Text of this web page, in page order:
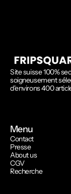
Site suisse 100%
soigneusement
d'environs 400
Menu
Contact
Presse
About us
CGV
Recherche